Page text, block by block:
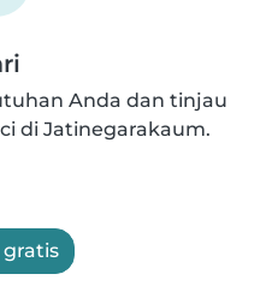
Anda dan tinjau
di Jatinegarakaum.